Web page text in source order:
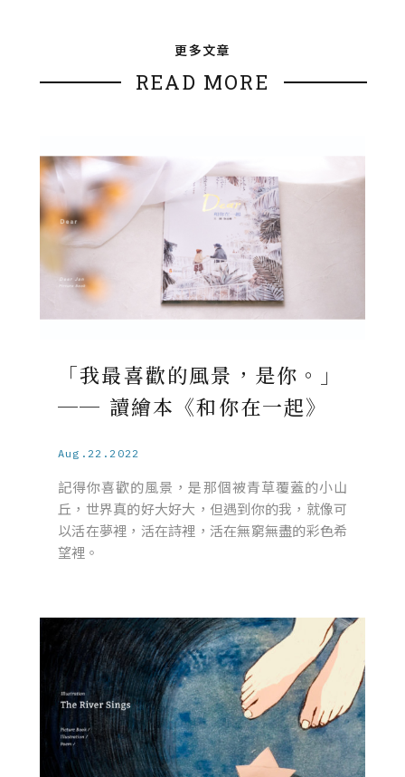
更多文章
READ MORE
「我最喜歡的風景，是你。」
── 讀繪本《和你在一起》
Aug.22.2022
記得你喜歡的風景，是那個被青草覆蓋的小山
丘，世界真的好大好大，但遇到你的我，就像可
以活在夢裡，活在詩裡，活在無窮無盡的彩色希
望裡。